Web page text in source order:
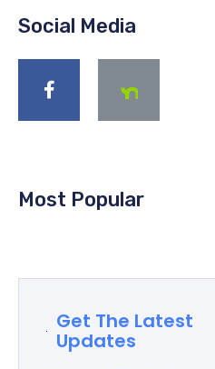
Social Media
Most Popular
Get The Latest
Updates